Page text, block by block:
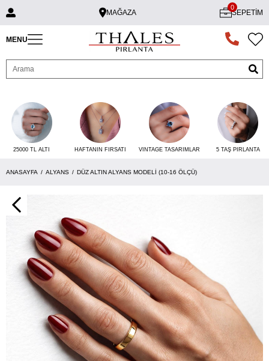
MAĞAZA SEPETIM
0
MENU
25000 TL ALTI HAFTANIN FIRSATI VINTAGE TASARIMLAR 5 TAŞ PIRLANTA
ANASAYFA ALYANS DÜZ ALTIN ALYANS MODELI (10-16 ÖLÇÜ)